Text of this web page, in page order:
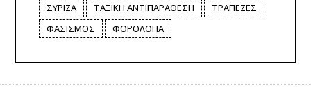
ΣΥΡΙΖΑ
ΤΑΞΙΚΗ ΑΝΤΙΠΑΡΑΘΕΣΗ
ΤΡΑΠΕΖΕΣ
ΦΑΣΙΣΜΟΣ
ΦΟΡΟΛΟΓΙΑ